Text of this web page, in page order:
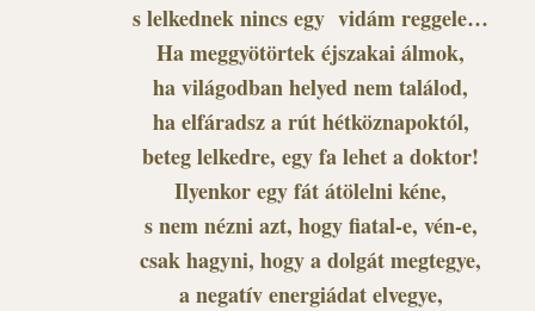
s lelkednek nincs egy vidám reggele…
Ha meggyötörtek éjszakai álmok,
ha világodban helyed nem találod,
ha elfáradsz a rút hétköznapoktól,
beteg lelkedre, egy fa lehet a doktor!
Ilyenkor egy fát átölelni kéne,
s nem nézni azt, hogy fiatal-e, vén-e,
csak hagyni, hogy a dolgát megtegye,
a negatív energiádat elvegye,